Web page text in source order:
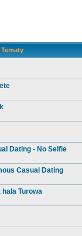
Tematy
Dating - No Selfie
Casual Dating
hala Turowa